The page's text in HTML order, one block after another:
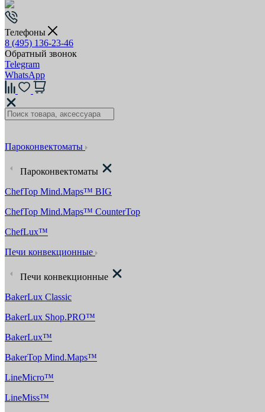
Телефоны
8 (495) 136-23-46
Обратный звонок
Telegram
WhatsApp
Пароконвектоматы
Пароконвектоматы
ChefTop Mind.Maps™ BIG
ChefTop Mind.Maps™ CounterTop
ChefLux™
Печи конвекционные
Печи конвекционные
BakerLux Classic
BakerLux Shop.PRO™
BakerLux™
BakerTop Mind.Maps™
LineMicro™
LineMiss™